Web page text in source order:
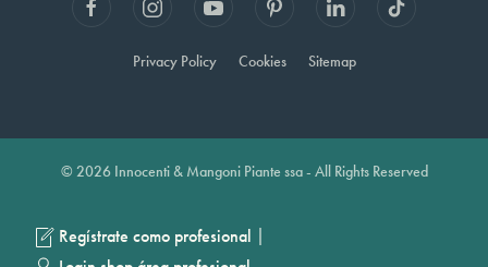
Privacy Policy Cookies Sitemap
© 2026 Innocenti & Mangoni Piante ssa - All Rights Reserved
Regístrate como profesional |